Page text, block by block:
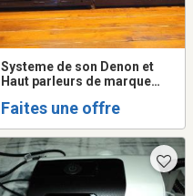
Systeme de son Denon et
Haut parleurs de marque
Faites une offre